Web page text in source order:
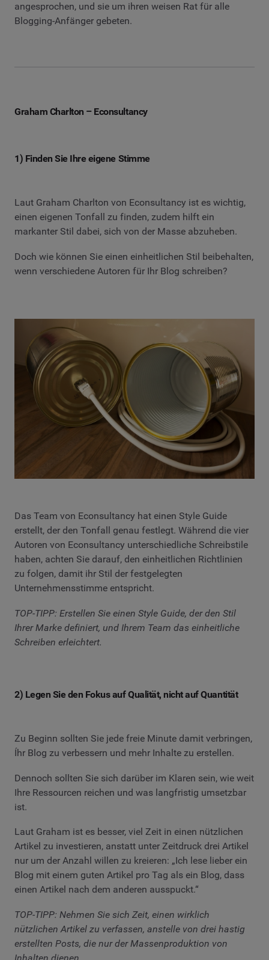
angesprochen, und sie um ihren weisen Rat für alle
Blogging-Anfänger gebeten.
Graham Charlton – Econsultancy
1) Finden Sie Ihre eigene Stimme
Laut Graham Charlton von Econsultancy ist es wichtig,
einen eigenen Tonfall zu finden, zudem hilft ein
markanter Stil dabei, sich von der Masse abzuheben.
Doch wie können Sie einen einheitlichen Stil beibehalten,
wenn verschiedene Autoren für Ihr Blog schreiben?
Das Team von Econsultancy hat einen Style Guide
erstellt, der den Tonfall genau festlegt. Während die vier
Autoren von Econsultancy unterschiedliche Schreibstile
haben, achten Sie darauf, den einheitlichen Richtlinien
zu folgen, damit ihr Stil der festgelegten
Unternehmensstimme entspricht.
TOP-TIPP: Erstellen Sie einen Style Guide, der den Stil
Ihrer Marke definiert, und Ihrem Team das einheitliche
Schreiben erleichtert.
2) Legen Sie den Fokus auf Qualität, nicht auf Quantität
Zu Beginn sollten Sie jede freie Minute damit verbringen,
Íhr Blog zu verbessern und mehr Inhalte zu erstellen.
Dennoch sollten Sie sich darüber im Klaren sein, wie weit
Ihre Ressourcen reichen und was langfristig umsetzbar
ist.
Laut Graham ist es besser, viel Zeit in einen nützlichen
Artikel zu investieren, anstatt unter Zeitdruck drei Artikel
nur um der Anzahl willen zu kreieren: „Ich lese lieber ein
Blog mit einem guten Artikel pro Tag als ein Blog, dass
einen Artikel nach dem anderen ausspuckt.“
TOP-TIPP: Nehmen Sie sich Zeit, einen wirklich
nützlichen Artikel zu verfassen, anstelle von drei hastig
erstellten Posts, die nur der Massenproduktion von